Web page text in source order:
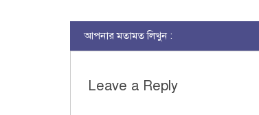
আপনার মতামত লিখুন :
Leave a Reply